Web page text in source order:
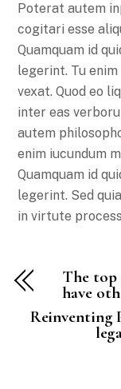
Poterat autem
cogitari esse
Quamquam id
legerint. Tu
vexat. Quod eo
inter eas
autem
enim iucundum
Quamquam id
legerint. Sed
in virtute
The top
have
Reinventing